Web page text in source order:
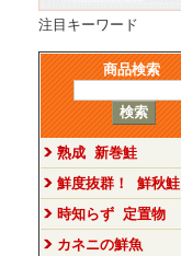
注目キーワード
商品検索
熟成 新巻鮭
鮮度抜群！ 鮮秋鮭
時知らず 定置物
カネニの鮮魚